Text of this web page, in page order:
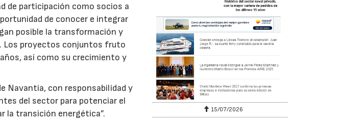
de participación como socios a
de conocer e integrar
posible la transformación y
Los proyectos conjuntos fruto
así como su crecimiento y
Navantia, con responsabilidad y
del sector para potenciar el
la transición energética”.
29/07/2026 15/07/2026